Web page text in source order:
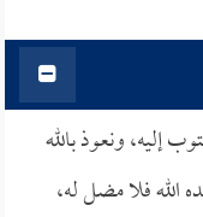
إليه، ونعوذ بالله
الله فلا مضل له،